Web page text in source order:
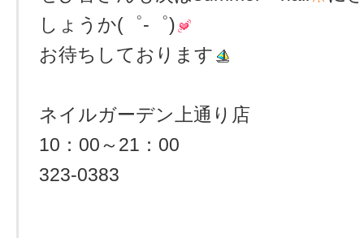
しょうか(゜-゜)
お待ちしております
ネイルガーデン上通り店
10：00～21：00
323‐0383